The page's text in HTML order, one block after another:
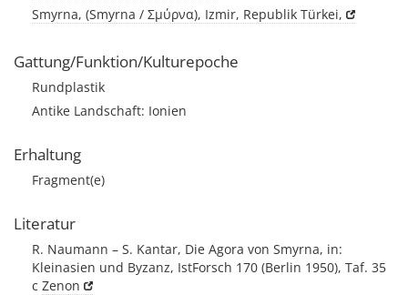
Smyrna, (Smyrna / Σμύρνα), Izmir, Republik Türkei,
Gattung/Funktion/Kulturepoche
Rundplastik
Antike Landschaft: Ionien
Erhaltung
Fragment(e)
Literatur
R. Naumann – S. Kantar, Die Agora von Smyrna, in:
Kleinasien und Byzanz, IstForsch 170 (Berlin 1950), Taf. 35
c Zenon